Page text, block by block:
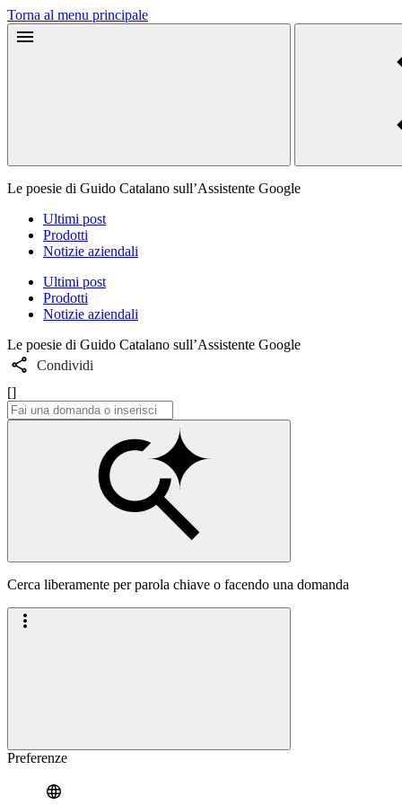
Torna al menu principale
Le poesie di Guido Catalano sull’Assistente Google
Ultimi post
Prodotti
Notizie aziendali
Ultimi post
Prodotti
Notizie aziendali
Le poesie di Guido Catalano sull’Assistente Google
Condividi
[]
Cerca liberamente per parola chiave o facendo una domanda
Preferenze